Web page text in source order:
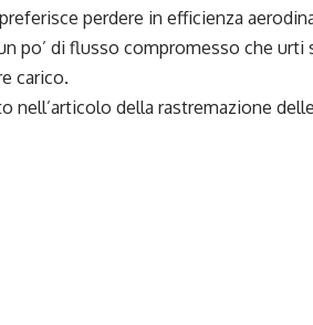
perdere in efficienza
po’ di flusso compromesso che
carico.
nell’articolo della rastremazione